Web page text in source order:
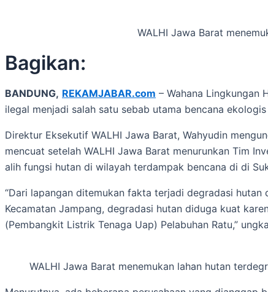
WALHI Jawa Barat
Bagikan:
BANDUNG, REKAMJABAR.com – Wahana Lingkungan
ilegal menjadi salah satu sebab utama bencana
Direktur Eksekutif WALHI Jawa Barat, Wahyudin
mencuat setelah WALHI Jawa Barat menurunkan Tim
alih fungsi hutan di wilayah terdampak bencana di di
“Dari lapangan ditemukan fakta terjadi degradasi hutan
Kecamatan Jampang, degradasi hutan diduga kuat
(Pembangkit Listrik Tenaga Uap) Pelabuhan Ratu,”
WALHI Jawa Barat menemukan lahan hutan